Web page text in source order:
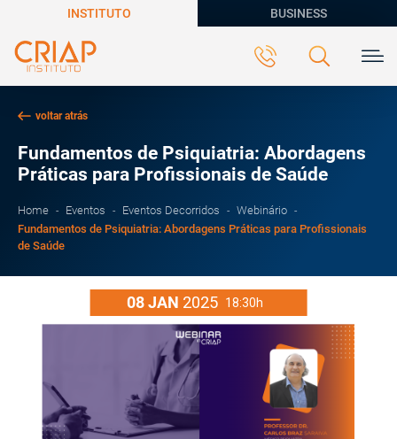
INSTITUTO BUSINESS
voltar atrás
Fundamentos de Psiquiatria: Abordagens
Práticas para Profissionais de Saúde
Home Eventos Eventos Decorridos
Webinário
Fundamentos de Psiquiatria: Abordagens Práticas para Profissionais
de Saúde
08JAN 2025 18:30h